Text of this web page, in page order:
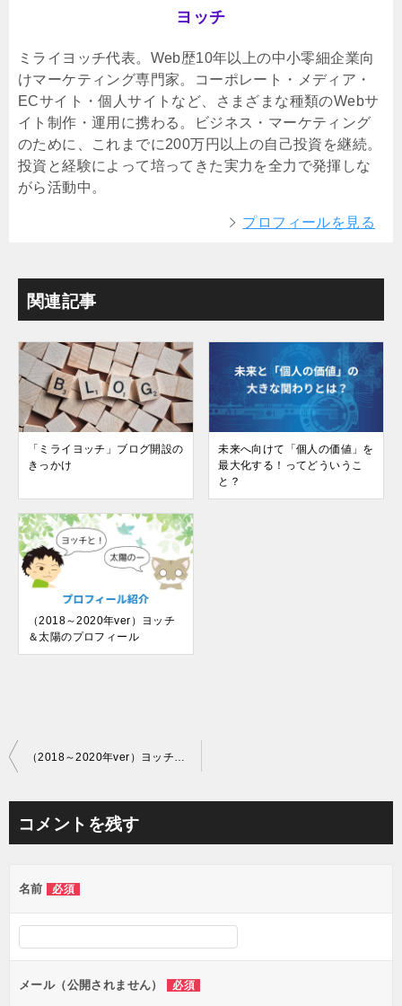
ヨッチ
ミライヨッチ代表。Web歴10年以上の中小零細企業向
けマーケティング専門家。コーポレート・メディア・
ECサイト・個人サイトなど、さまざまな種類のWebサ
イト制作・運用に携わる。ビジネス・マーケティング
のために、これまでに200万円以上の自己投資を継続。
投資と経験によって培ってきた実力を全力で発揮しな
がら活動中。
プロフィールを見る
関連記事
「ミライヨッチ」ブログ開設の
きっかけ
未来へ向けて「個人の価値」を
最大化する！ってどういうこ
と？
（2018～2020年ver）ヨッチ
＆太陽のプロフィール
投
ビ
ー
シ
ン
（2018～2020年ver）ヨッチ＆太陽のプロフィール
コメントを残す
名前 必須
メール（公開されません） 必須